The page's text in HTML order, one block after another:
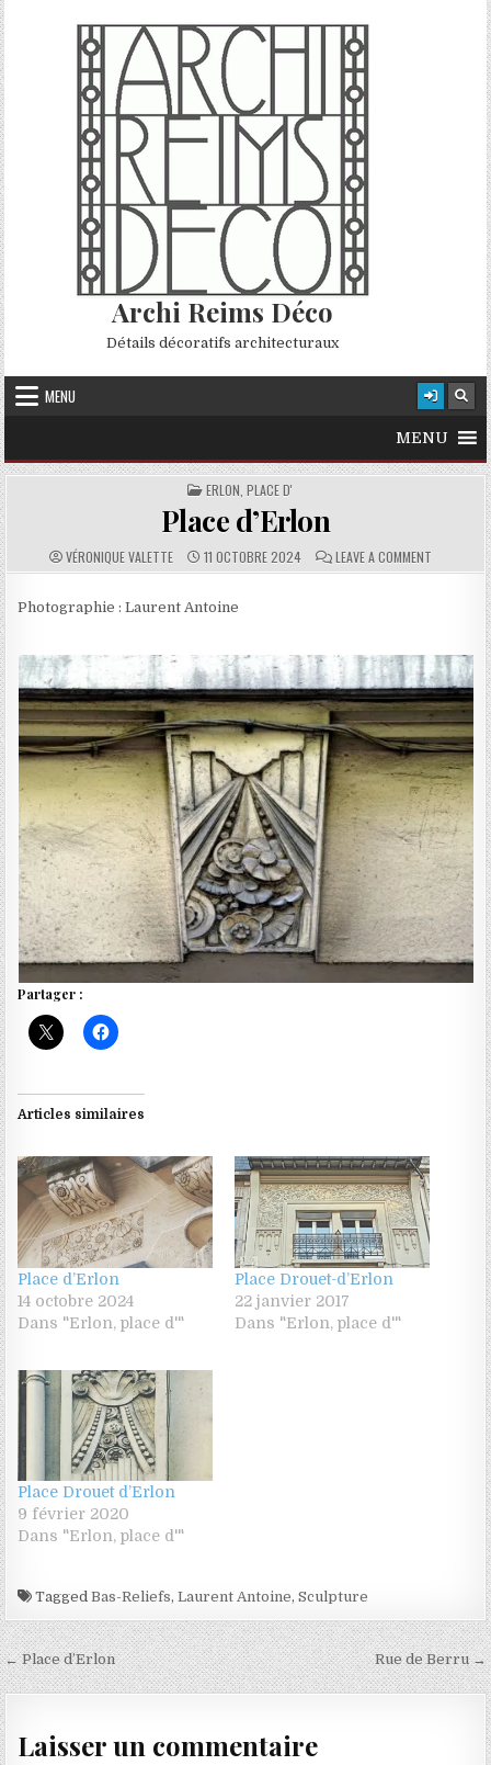
Skip to content
Archi Reims Déco
Détails décoratifs architecturaux
MENU
MENU
POSTED IN
ERLON, PLACE D'
Place d’Erlon
AUTHOR:
VÉRONIQUE VALETTE PUBLISHED DATE:
11 OCTOBRE 2024 COMMENTS:
LEAVE A COMMENTON PLACE
Photographie : Laurent Antoine
Partager :
Articles similaires
Place d’Erlon
14 octobre 2024
Dans "Erlon, place d'"
Place Drouet-d’Erlon
22 janvier 2017
Dans "Erlon, place d'"
Place Drouet d’Erlon
9 février 2020
Dans "Erlon, place d'"
TaggedBas-Reliefs,Laurent Antoine,Sculpture
Navigation de l’article Rue de Berru →
← Place d’Erlon
Laisser un commentaire